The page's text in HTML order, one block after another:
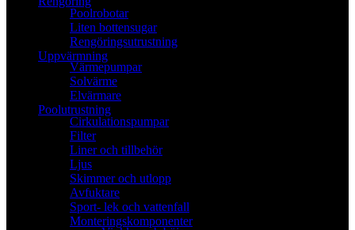
Poolrobotar
Liten bottensugar
Rengöringsutrustning
Uppvärmning
Värmepumpar
Solvärme
Elvärmare
Poolutrustning
Cirkulationspumpar
Filter
Liner och tillbehör
Ljus
Skimmer och utlopp
Avfuktare
Sport- lek och vattenfall
Monteringskomponenter